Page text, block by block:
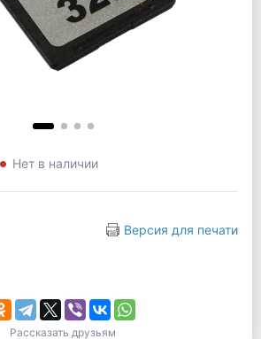
Нет в наличии
Версия для печати
Рассказать друзьям